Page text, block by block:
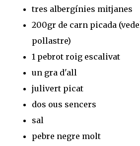
tres albergínies mitjanes
200gr de carn picada
pollastre)
1 pebrot roig escalivat
un gra d'all
julivert picat
dos ous sencers
sal
pebre negre molt